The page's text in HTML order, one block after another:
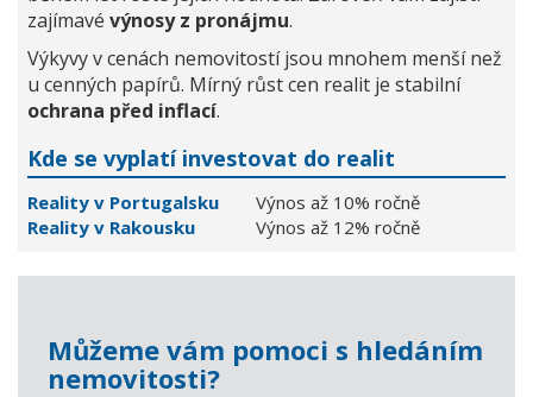
zajímavé výnosy z pronájmu.
Výkyvy v cenách nemovitostí jsou mnohem menší než
u cenných papírů. Mírný růst cen realit je stabilní
ochrana před inflací.
Kde se vyplatí investovat do realit
Reality v Portugalsku
Výnos až 10% ročně
Reality v Rakousku
Výnos až 12% ročně
Můžeme vám pomoci s hledáním
nemovitosti?